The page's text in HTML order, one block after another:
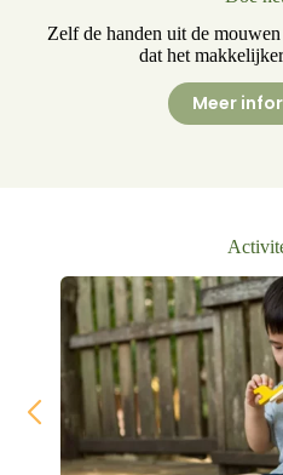
Zelf de handen uit de
dat het
Meer